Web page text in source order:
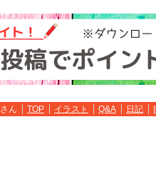
さん TOP イラスト Q&A 日記